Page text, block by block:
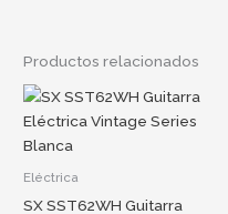
Productos relacionados
Eléctrica
SX SST62WH Guitarra